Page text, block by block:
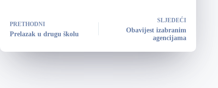
PRETHODNI
Prelazak u drugu školu
SLJEDEĆI
Obavijest izabranim
agencijama